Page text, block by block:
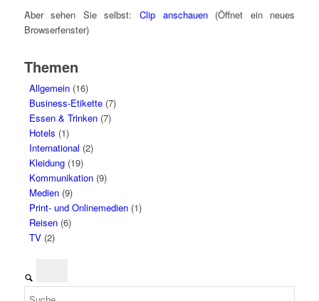
Aber sehen Sie selbst: Clip anschauen(Öffnet ein neues
Browserfenster)
Themen
Allgemein(16)
Business-Etikette(7)
Essen & Trinken(7)
Hotels (1)
International (2)
Kleidung(19)
Kommunikation(9)
Medien(9)
Print- und Onlinemedien(1)
Reisen(6)
TV(2)